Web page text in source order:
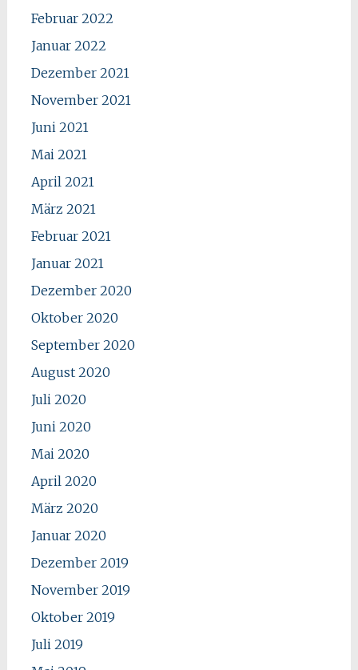
Februar 2022
Januar 2022
Dezember 2021
November 2021
Juni 2021
Mai 2021
April 2021
März 2021
Februar 2021
Januar 2021
Dezember 2020
Oktober 2020
September 2020
August 2020
Juli 2020
Juni 2020
Mai 2020
April 2020
März 2020
Januar 2020
Dezember 2019
November 2019
Oktober 2019
Juli 2019